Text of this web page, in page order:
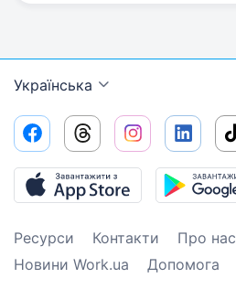
Українська
Ресурси Контакти Про нас
Новини Work.ua
Допомога